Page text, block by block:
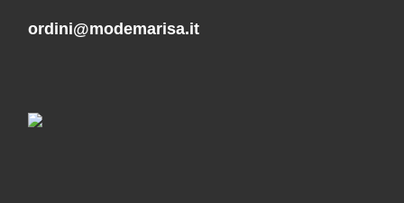
ordini@modemarisa.it